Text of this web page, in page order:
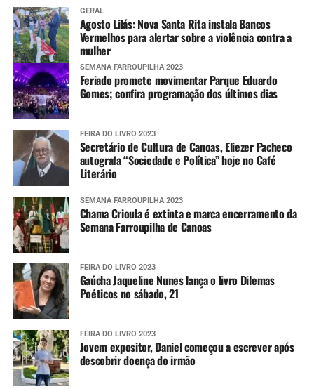
GERAL
Agosto Lilás: Nova Santa Rita instala Bancos
Vermelhos para alertar sobre a violência contra a
mulher
SEMANA FARROUPILHA 2023
Feriado promete movimentar Parque Eduardo
Gomes; confira programação dos últimos dias
FEIRA DO LIVRO 2023
Secretário de Cultura de Canoas, Eliezer Pacheco
autografa “Sociedade e Política” hoje no Café
Literário
SEMANA FARROUPILHA 2023
Chama Crioula é extinta e marca encerramento da
Semana Farroupilha de Canoas
FEIRA DO LIVRO 2023
Gaúcha Jaqueline Nunes lança o livro Dilemas
Poéticos no sábado, 21
FEIRA DO LIVRO 2023
Jovem expositor, Daniel começou a escrever após
descobrir doença do irmão